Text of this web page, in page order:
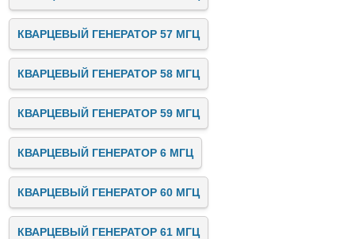
КВАРЦЕВЫЙ ГЕНЕРАТОР 57 МГЦ
КВАРЦЕВЫЙ ГЕНЕРАТОР 58 МГЦ
КВАРЦЕВЫЙ ГЕНЕРАТОР 59 МГЦ
КВАРЦЕВЫЙ ГЕНЕРАТОР 6 МГЦ
КВАРЦЕВЫЙ ГЕНЕРАТОР 60 МГЦ
КВАРЦЕВЫЙ ГЕНЕРАТОР 61 МГЦ